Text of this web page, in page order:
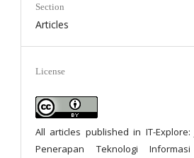
Section
Articles
License
All articles published in IT-Explore:
Penerapan Teknologi